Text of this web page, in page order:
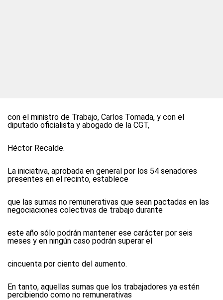
con el ministro de Trabajo, Carlos Tomada, y con el
diputado oficialista y abogado de la CGT,
Héctor Recalde.
La iniciativa, aprobada en general por los 54 senadores
presentes en el recinto, establece
que las sumas no remunerativas que sean pactadas en las
negociaciones colectivas de trabajo durante
este año sólo podrán mantener ese carácter por seis
meses y en ningún caso podrán superar el
cincuenta por ciento del aumento.
En tanto, aquellas sumas que los trabajadores ya estén
percibiendo como no remunerativas